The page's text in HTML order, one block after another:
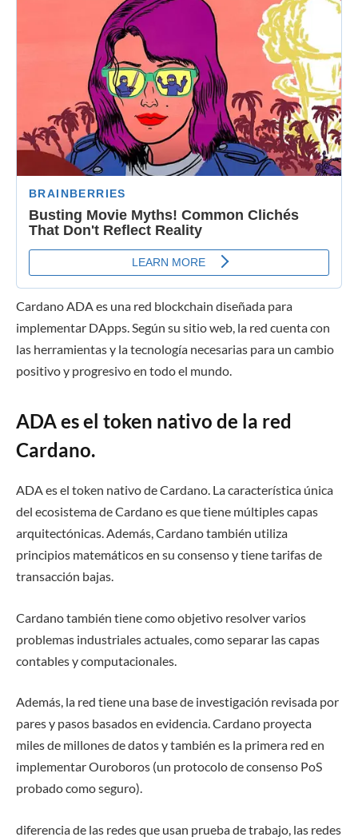
Cardano ADA es una red blockchain diseñada para
implementar DApps. Según su sitio web, la red cuenta con
las herramientas y la tecnología necesarias para un cambio
positivo y progresivo en todo el mundo.
ADA es el token nativo de la red
Cardano.
ADA es el token nativo de Cardano. La característica única
del ecosistema de Cardano es que tiene múltiples capas
arquitectónicas. Además, Cardano también utiliza
principios matemáticos en su consenso y tiene tarifas de
transacción bajas.
Cardano también tiene como objetivo resolver varios
problemas industriales actuales, como separar las capas
contables y computacionales.
Además, la red tiene una base de investigación revisada por
pares y pasos basados ​​en evidencia. Cardano proyecta
miles de millones de datos y también es la primera red en
implementar Ouroboros (un protocolo de consenso PoS
probado como seguro).
diferencia de las redes que usan prueba de trabajo, las redes